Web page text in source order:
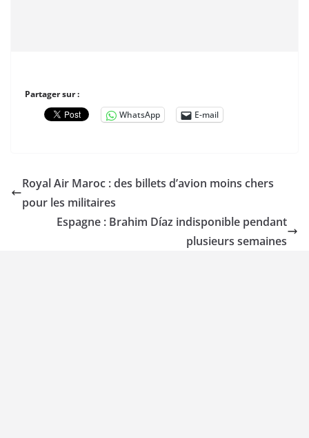
Partager sur :
WhatsApp
E-mail
Royal Air Maroc : des billets d’avion moins chers
pour les militaires
Espagne : Brahim Díaz indisponible pendant
plusieurs semaines